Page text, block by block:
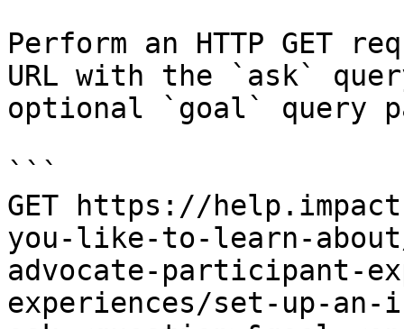
Perform an HTTP GET
URL with the `ask`
optional `goal` query
```
GET https://
you-like-to-learn-about/
advocate-participant-
experiences/set-up-an-